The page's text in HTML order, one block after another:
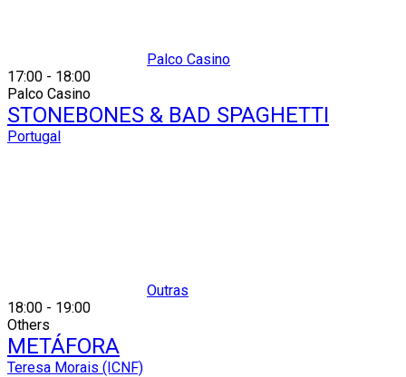
Palco Casino
17:00 - 18:00
Palco Casino
STONEBONES & BAD SPAGHETTI
Portugal
Outras
18:00 - 19:00
Others
METÁFORA
Teresa Morais (ICNF)